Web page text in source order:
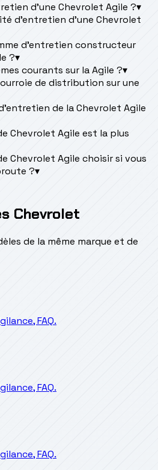
d’une Chevrolet Agile ?▾
d’entretien d’une Chevrolet
d’entretien constructeur
?▾
courants sur la Agile ?▾
de distribution sur une
de la Chevrolet Agile
Chevrolet Agile est la plus
Chevrolet Agile choisir si vous
?▾
Chevrolet
de la même marque et de
FAQ.
FAQ.
FAQ.